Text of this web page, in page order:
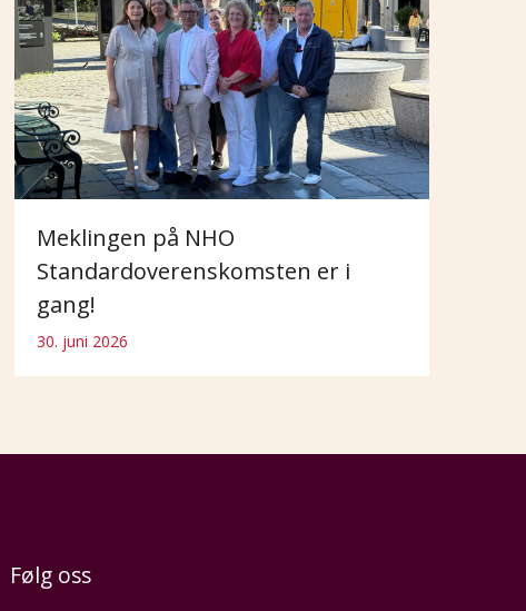
Meklingen på NHO
Standardoverenskomsten er i
gang!
30. juni 2026
Følg oss